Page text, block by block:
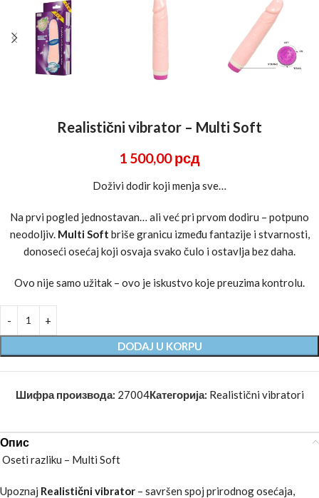
Realistični vibrator – Multi Soft
1 500,00рсд
Doživi dodir koji menja sve…
Na prvi pogled jednostavan… ali već pri prvom dodiru – potpuno
neodoljiv. Multi Soft briše granicu između fantazije i stvarnosti,
donoseći osećaj koji osvaja svako čulo i ostavlja bez daha.
Ovo nije samo užitak – ovo je iskustvo koje preuzima kontrolu.
DODAJ U KORPU
Шифра производа: 27004Категорија: Realistični vibratori
Опис
Oseti razliku – Multi Soft
Upoznaj Realistični vibrator – savršen spoj prirodnog osećaja,